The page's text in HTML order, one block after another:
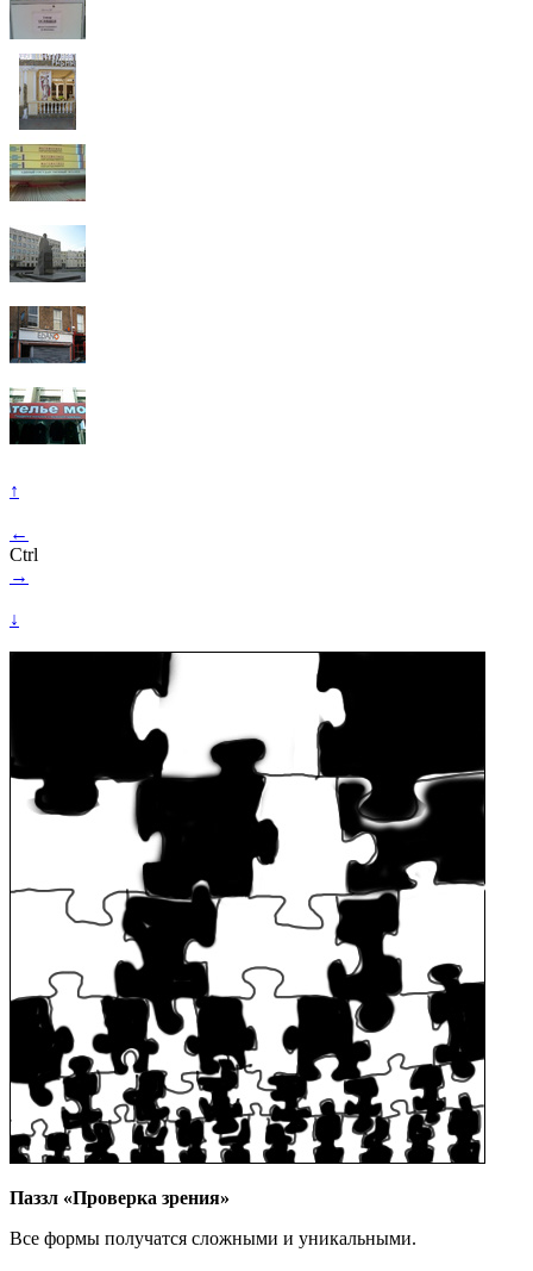
↑
←
Ctrl
→
↓
Паззл «Проверка зрения»
Все формы получатся сложными и уникальными.